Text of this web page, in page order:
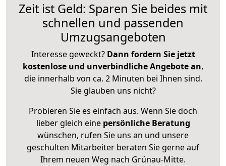
Zeit ist Geld: Sparen Sie beides mit
schnellen und passenden
Umzugsangeboten
Interesse geweckt? Dann fordern Sie jetzt
kostenlose und unverbindliche Angebote an,
die innerhalb von ca. 2 Minuten bei Ihnen sind.
Sie glauben uns nicht?
Probieren Sie es einfach aus. Wenn Sie doch
lieber gleich eine persönliche Beratung
wünschen, rufen Sie uns an und unsere
geschulten Mitarbeiter beraten Sie gerne auf
Ihrem neuen Weg nach Grünau-Mitte.